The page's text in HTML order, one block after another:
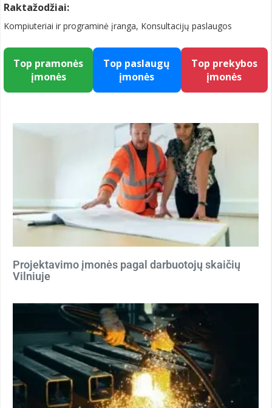
Raktažodžiai:
Kompiuteriai ir programinė įranga, Konsultacijų paslaugos
Top pramonės
įmonės
Top paslaugų
įmonės
Top prekybos
įmonės
Projektavimo įmonės pagal darbuotojų skaičių
Vilniuje